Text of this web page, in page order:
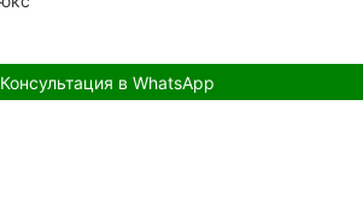
Консультация в WhatsApp